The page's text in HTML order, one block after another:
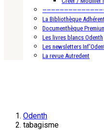
La Bibliothèque Adhérent
Documenthèque
Les livres blancs Odenth
Les newsletters
La revue Autredent
Odenth
tabagisme